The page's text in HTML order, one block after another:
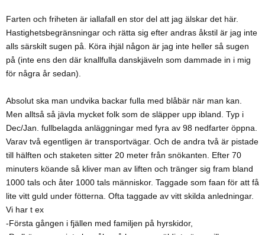
Farten och friheten är iallafall en stor del att jag älskar det här.
Hastighetsbegränsningar och rätta sig efter andras åkstil är jag inte
alls särskilt sugen på. Köra ihjäl någon är jag inte heller så sugen
på (inte ens den där knallfulla danskjäveln som dammade in i mig
för några år sedan).
Absolut ska man undvika backar fulla med blåbär när man kan.
Men alltså så jävla mycket folk som de släpper upp ibland. Typ i
Dec/Jan. fullbelagda anläggningar med fyra av 98 nedfarter öppna.
Varav två egentligen är transportvägar. Och de andra två är pistade
till hälften och staketen sitter 20 meter från snökanten. Efter 70
minuters köande så kliver man av liften och tränger sig fram bland
1000 tals och åter 1000 tals människor. Taggade som faan för att få
lite vitt guld under fötterna. Ofta taggade av vitt skilda anledningar.
Vi har t ex
-Första gången i fjällen med familjen på hyrskidor,